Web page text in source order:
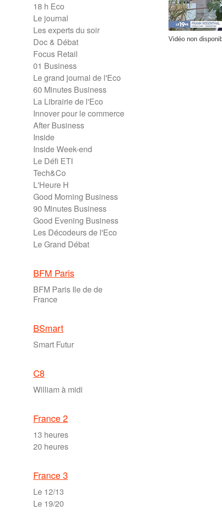
18 h Eco
Le journal
Les experts du soir
Doc & Débat
Focus Retail
01 Business
Le grand journal de l'Eco
60 Minutes Business
La Librairie de l'Eco
Innover pour le commerce
After Business
Inside
Inside Week-end
Le Défi ETI
Tech&Co
L'Heure H
Good Morning Business
90 Minutes Business
Good Evening Business
Les Décodeurs de l'Eco
Le Grand Débat
BFM Paris
BFM Paris Ile de de
France
BSmart
Smart Futur
C8
William à midi
France 2
13 heures
20 heures
France 3
Le 12/13
Le 19/20
Vidéo non